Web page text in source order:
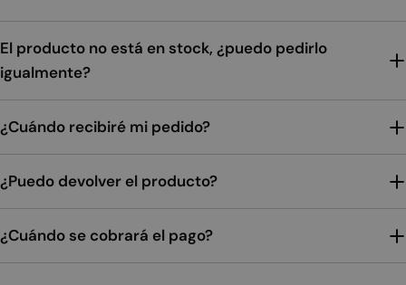
El producto no está en stock, ¿puedo pedirlo
igualmente?
¿Cuándo recibiré mi pedido?
¿Puedo devolver el producto?
¿Cuándo se cobrará el pago?